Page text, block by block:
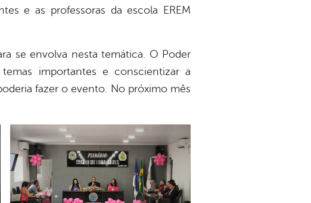
e as professoras da escola EREM
se envolva nesta temática. O Poder
importantes e conscientizar a
fazer o evento. No próximo mês